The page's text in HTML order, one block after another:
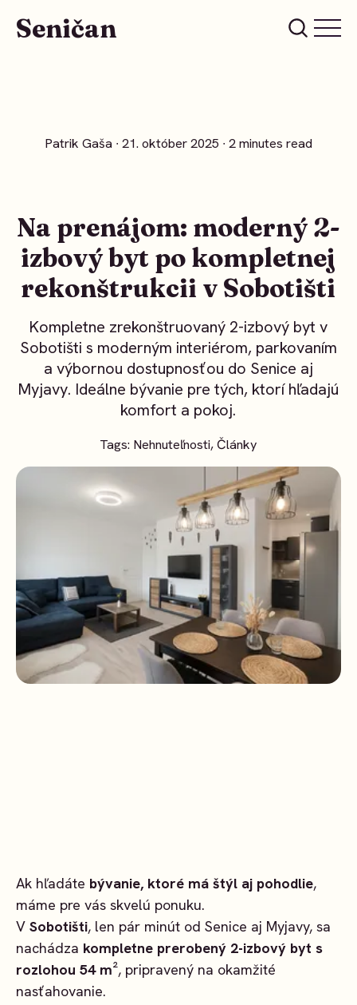
Seničan
Patrik Gaša ∙ 21. október 2025 ∙ 2 minutes read
Na prenájom: moderný 2-
izbový byt po kompletnej
rekonštrukcii v Sobotišti
Kompletne zrekonštruovaný 2-izbový byt v
Sobotišti s moderným interiérom, parkovaním
a výbornou dostupnosťou do Senice aj
Myjavy. Ideálne bývanie pre tých, ktorí hľadajú
komfort a pokoj.
Tags: Nehnuteľnosti,Články
Ak hľadáte bývanie, ktoré má štýl aj pohodlie,
máme pre vás skvelú ponuku.
V Sobotišti, len pár minút od Senice aj Myjavy, sa
nachádza kompletne prerobený 2-izbový byt s
rozlohou 54 m², pripravený na okamžité
nasťahovanie.